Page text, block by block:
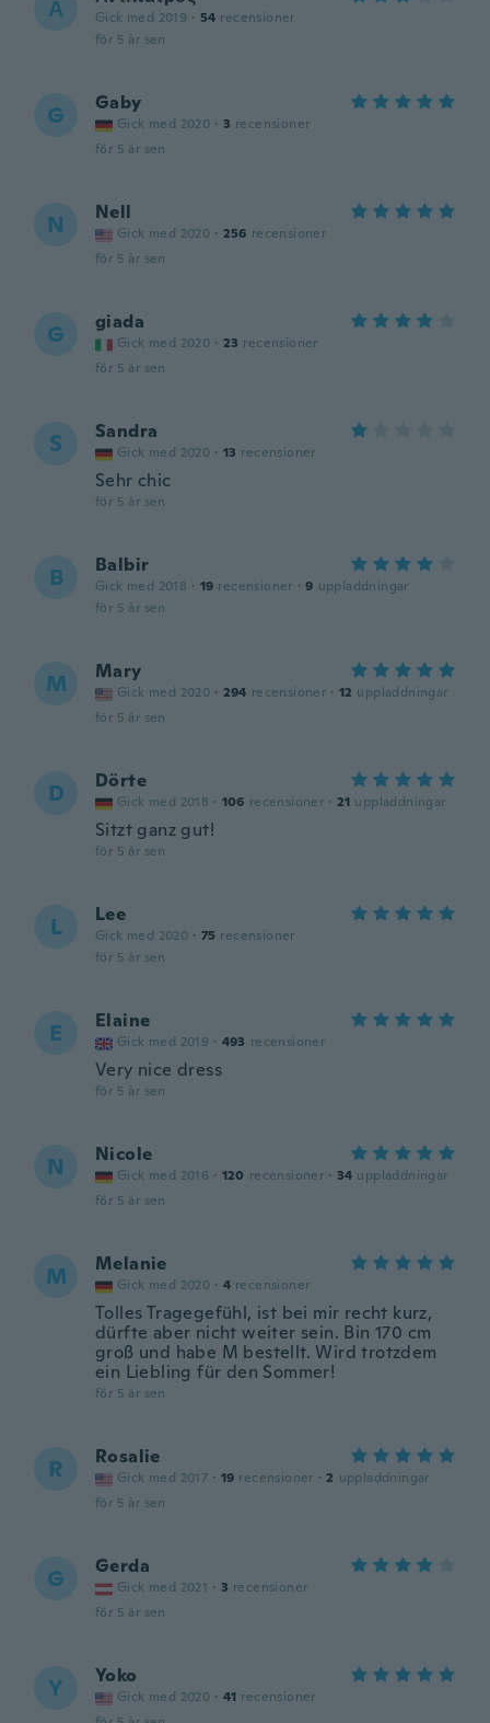
Α Gick med 2019 · 54 recensioner
för 5 år sen
G Gaby
Gick med 2020 · 3 recensioner
för 5 år sen
N Nell
Gick med 2020 · 256 recensioner
för 5 år sen
G giada
Gick med 2020 · 23 recensioner
för 5 år sen
S Sandra
Gick med 2020 · 13 recensioner
Sehr chic
för 5 år sen
B Balbir
Gick med 2018 · 19 recensioner · 9 uppladdningar
för 5 år sen
M Mary
Gick med 2020 · 294 recensioner · 12 uppladdningar
för 5 år sen
D Dörte
Gick med 2018 · 106 recensioner · 21 uppladdningar
Sitzt ganz gut!
för 5 år sen
L Lee
Gick med 2020 · 75 recensioner
för 5 år sen
E Elaine
Gick med 2019 · 493 recensioner
Very nice dress
för 5 år sen
N Nicole
Gick med 2016 · 120 recensioner · 34 uppladdningar
för 5 år sen
M Melanie
Gick med 2020 · 4 recensioner
Tolles Tragegefühl, ist bei mir recht kurz,
dürfte aber nicht weiter sein. Bin 170 cm
groß und habe M bestellt. Wird trotzdem
ein Liebling für den Sommer!
för 5 år sen
R Rosalie
Gick med 2017 · 19 recensioner · 2 uppladdningar
för 5 år sen
G Gerda
Gick med 2021 · 3 recensioner
för 5 år sen
Y Yoko
Gick med 2020 · 41 recensioner